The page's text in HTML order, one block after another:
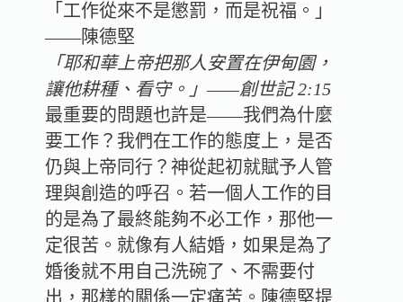
「工作從來不是懲罰，而是祝福。」
——陳德堅
「耶和華上帝把那人安置在伊甸園，
讓他耕種、看守。」——創世記 2:15
最重要的問題也許是——我們為什麼
要工作？我們在工作的態度上，是否
仍與上帝同行？神從起初就賦予人管
理與創造的呼召。若一個人工作的目
的是為了最終能夠不必工作，那他一
定很苦。就像有人結婚，如果是為了
婚後就不用自己洗碗了、不需要付
出，那樣的關係一定痛苦。陳德堅提